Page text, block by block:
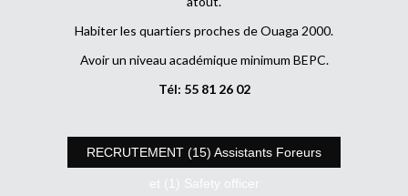
Habiter les quartiers proches de Ouaga 2000.
Avoir un niveau académique minimum BEPC.
Tél: 55 81 26 02
RECRUTEMENT (15) Assistants Foreurs
et (1) Safety officer